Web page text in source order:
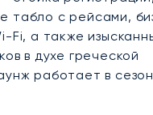
табло с рейсами,
Fi, а также
в духе греческой
работает в